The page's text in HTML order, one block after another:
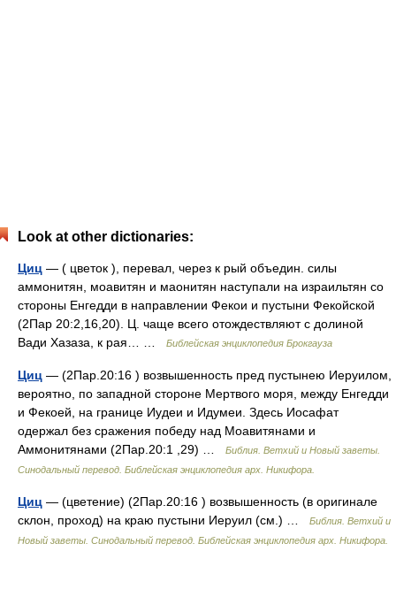
Look at other dictionaries:
Циц — ( цветок ), перевал, через к рый объедин. силы
аммонитян, моавитян и маонитян наступали на израильтян со
стороны Енгедди в направлении Фекои и пустыни Фекойской
(2Пар 20:2,16,20). Ц. чаще всего отождествляют с долиной
Вади Хазаза, к рая… …
Библейская энциклопедия Брокгауза
Циц — (2Пар.20:16 ) возвышенность пред пустынею Иеруилом,
вероятно, по западной стороне Мертвого моря, между Енгедди
и Фекоей, на границе Иудеи и Идумеи. Здесь Иосафат
одержал без сражения победу над Моавитянами и
Аммонитянами (2Пар.20:1 ,29) …
Библия. Ветхий и Новый заветы.
Синодальный перевод. Библейская энциклопедия арх. Никифора.
Циц — (цветение) (2Пар.20:16 ) возвышенность (в оригинале
склон, проход) на краю пустыни Иеруил (см.) …
Библия. Ветхий и
Новый заветы. Синодальный перевод. Библейская энциклопедия арх. Никифора.